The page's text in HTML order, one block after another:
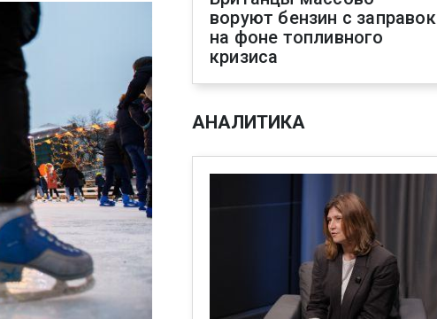
воруют бензин с заправок
на фоне топливного
кризиса
АНАЛИТИКА